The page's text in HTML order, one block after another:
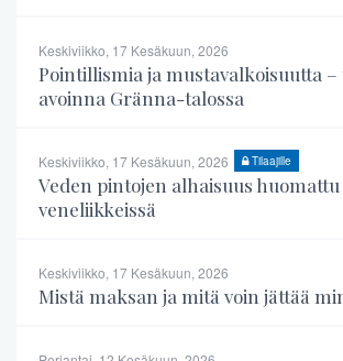
Keskiviikko, 17 Kesäkuun, 2026
Pointillismia ja mustavalkoisuutta
avoinna Gränna-talossa
Keskiviikko, 17 Kesäkuun, 2026 Tilaajille
Veden pintojen alhaisuus
veneliikkeissä
Keskiviikko, 17 Kesäkuun, 2026
Mistä maksan ja mitä voin jättää